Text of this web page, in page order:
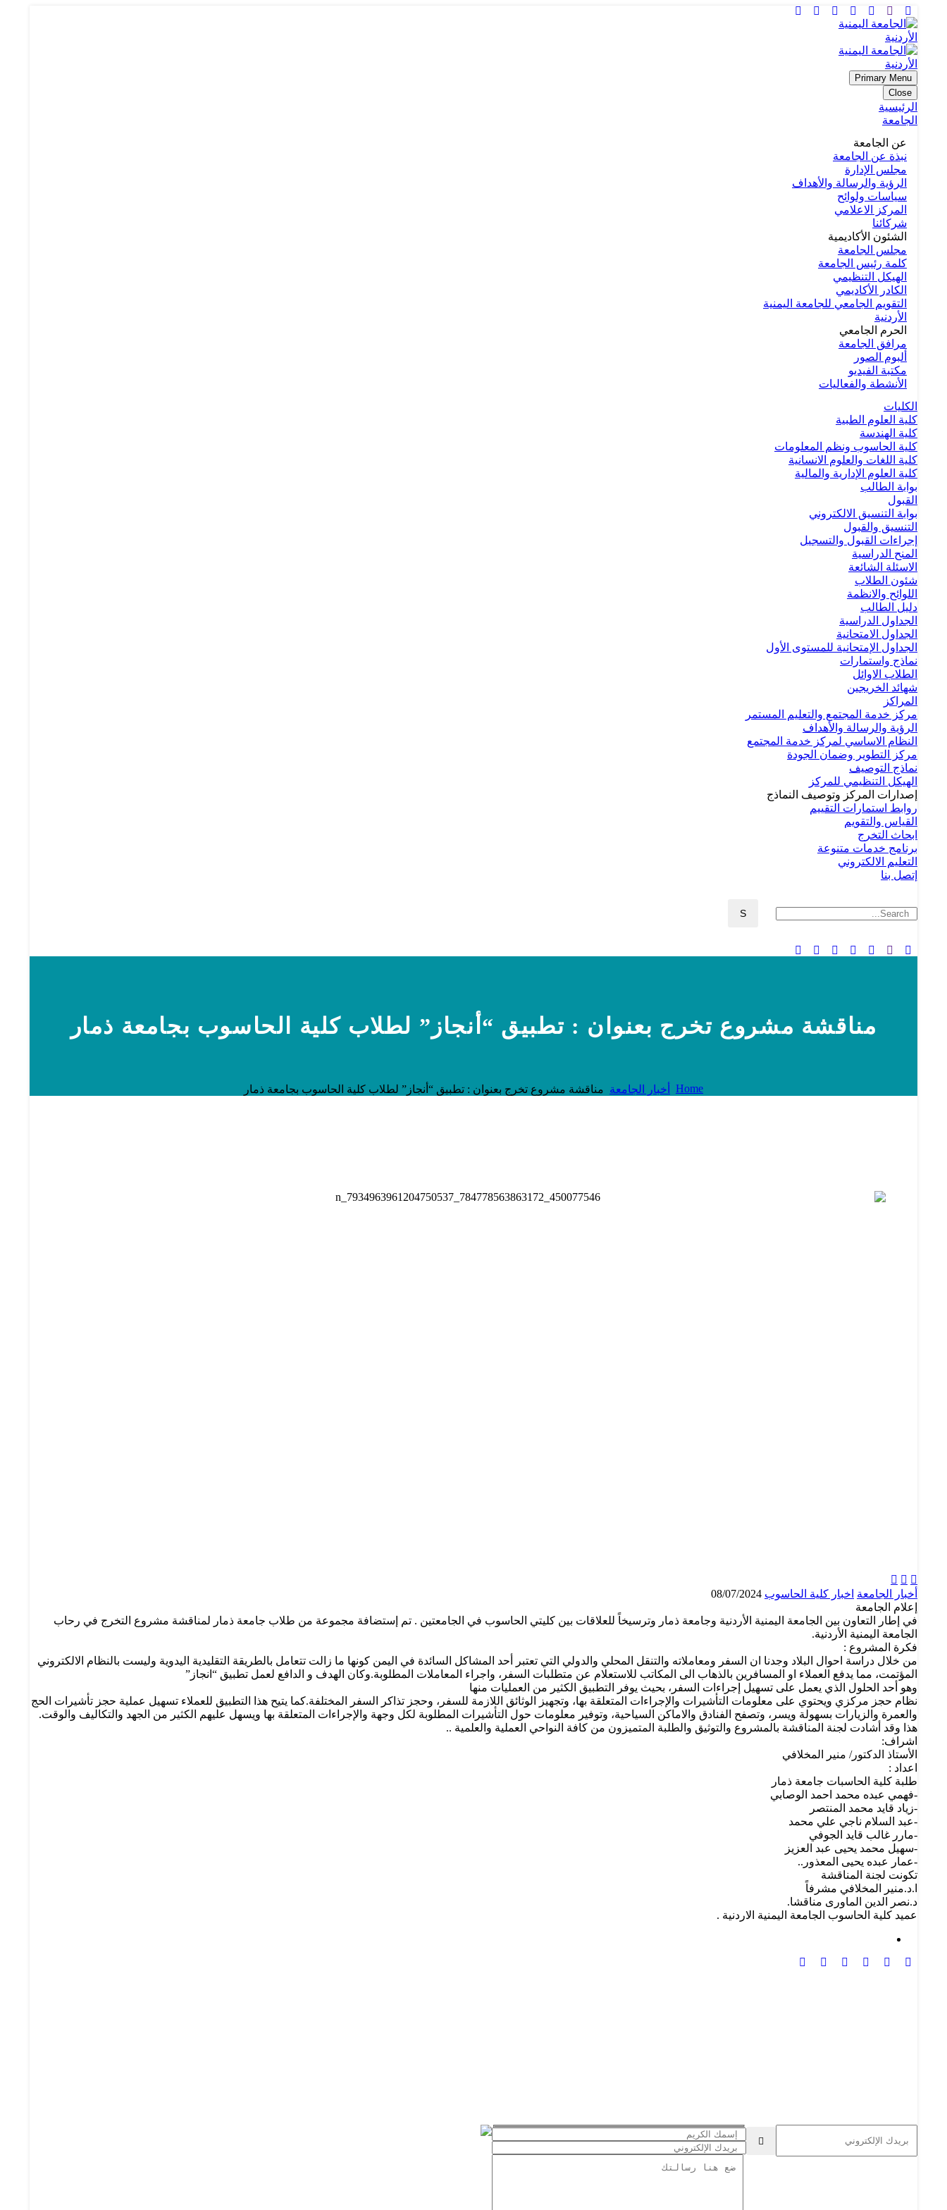
Primary Menu
Close
الرئيسية
الجامعة
عن الجامعة
نبذة عن الجامعة
مجلس الإدارة
الرؤية والرسالة والأهداف
سياسات ولوائح
المركز الاعلامي
شركائنا
الشئون الأكاديمية
مجلس الجامعة
كلمة رئيس الجامعة
الهيكل التنظيمي
الكادر الأكاديمي
التقويم الجامعي للجامعة اليمنية
الأردنية
الحرم الجامعي
مرافق الجامعة
ألبوم الصور
مكتبة الفيديو
الأنشطة والفعاليات
الكليات
كلية العلوم الطبية
كلية الهندسة
كلية الحاسوب ونظم المعلومات
كلية اللغات والعلوم الانسانية
كلية العلوم الإدارية والمالية
بوابة الطالب
القبول
بوابة التنسيق الالكتروني
التنسيق والقبول
إجراءات القبول والتسجيل
المنح الدراسية
الاسئلة الشائعة
شئون الطلاب
اللوائح والانظمة
دليل الطالب
الجداول الدراسية
الجداول الامتحانية
الجداول الإمتحانية للمستوى الأول
نماذج واستمارات
الطلاب الاوائل
شهائد الخريجين
المراكز
مركز خدمة المجتمع والتعليم المستمر
الرؤية والرسالة والأهداف
النظام الاساسي لمركز خدمة المجتمع
مركز التطوير وضمان الجودة
نماذج التوصيف
الهيكل التنظيمي للمركز
إصدارات المركز وتوصيف النماذج
روابط استمارات التقييم
القياس والتقويم
ابحاث التخرج
برنامج خدمات متنوعة
التعليم الالكتروني
إتصل بنا
مناقشة مشروع تخرج بعنوان : تطبيق “أنجاز” لطلاب كلية الحاسوب بجامعة ذمار
Home أخبار الجامعة مناقشة مشروع تخرج بعنوان : تطبيق “أنجاز” لطلاب كلية الحاسوب بجامعة ذمار
  
أخبار الجامعة اخبار كلية الحاسوب 08/07/2024
إعلام الجامعة
في إطار التعاون بين الجامعة اليمنية الأردنية وجامعة ذمار وترسيخاً للعلاقات بين كليتي الحاسوب في الجامعتين . تم إستضافة مجموعة من طلاب جامعة ذمار لمناقشة مشروع التخرج في رحاب
الجامعة اليمنية الأردنية.
فكرة المشروع :
من خلال دراسة احوال البلاد وجدنا ان السفر ومعاملاته والتنقل المحلي والدولي التي تعتبر أحد المشاكل السائدة في اليمن كونها ما زالت تتعامل بالطريقة التقليدية اليدوية وليست بالنظام الالكتروني
المؤتمت، مما يدفع العملاء او المسافرين بالذهاب الى المكاتب للاستعلام عن متطلبات السفر، واجراء المعاملات المطلوبة.وكان الهدف و الدافع لعمل تطبيق “انجاز”
وهو أحد الحلول الذي يعمل على تسهيل إجراءات السفر، بحيث يوفر التطبيق الكثير من العمليات منها
نظام حجز مركزي ويحتوي على معلومات التأشيرات والإجراءات المتعلقة بها، وتجهيز الوثائق اللازمة للسفر، وحجز تذاكر السفر المختلفة.كما يتيح هذا التطبيق للعملاء تسهيل عملية حجز تأشيرات الحج
والعمرة والزيارات بسهولة ويسر، وتصفح الفنادق والاماكن السياحية، وتوفير معلومات حول التأشيرات المطلوبة لكل وجهة والإجراءات المتعلقة بها ويسهل عليهم الكثير من الجهد والتكاليف والوقت.
هذا وقد أشادت لجنة المناقشة بالمشروع والتوثيق والطلبة المتميزون من كافة النواحي العملية والعلمية ..
اشراف:
الأستاذ الدكتور/ منير المخلافي
اعداد :
طلبة كلية الحاسبات جامعة ذمار
-فهمي عبده محمد احمد الوصابي
-زياد قايد محمد المنتصر
-عبد السلام ناجي علي محمد
-مارر غالب قايد الجوفي
-سهيل محمد يحيى عبد العزيز
-عمار عبده يحيى المعذور..
تكونت لجنة المناقشة
ا.د.منير المخلافي مشرفاً
د.نصر الدين الماورى مناقشا.
عميد كلية الحاسوب الجامعة اليمنية الاردنية .